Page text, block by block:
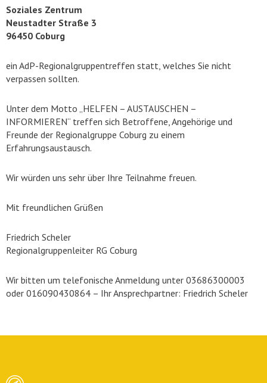
Soziales Zentrum
Neustadter Straße 3
96450 Coburg
ein AdP-Regionalgruppentreffen statt, welches Sie nicht
verpassen sollten.
Unter dem Motto „HELFEN – AUSTAUSCHEN –
INFORMIEREN“ treffen sich Betroffene, Angehörige und
Freunde der Regionalgruppe Coburg zu einem
Erfahrungsaustausch.
Wir würden uns sehr über Ihre Teilnahme freuen.
Mit freundlichen Grüßen
Friedrich Scheler
Regionalgruppenleiter RG Coburg
Wir bitten um telefonische Anmeldung unter 03686300003
oder 016090430864 – Ihr Ansprechpartner: Friedrich Scheler